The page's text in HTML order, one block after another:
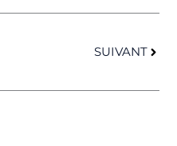
SUIVANT